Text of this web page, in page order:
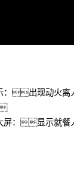
智慧校园
出现动火离
：显示就餐